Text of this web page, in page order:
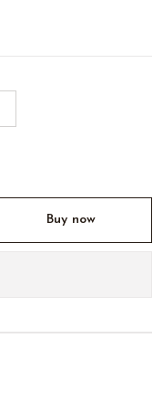
Buy now